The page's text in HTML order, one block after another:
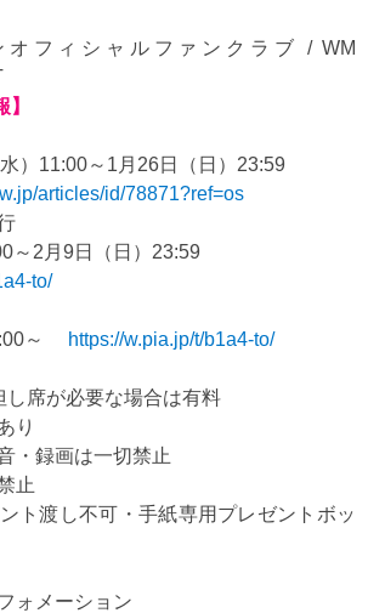
フィシャルファンクラブ / WM
）11:00～1月26日（日）23:59
articles/id/78871?ref=os
～2月9日（日）23:59
to/
～
https://w.pia.jp/t/b1a4-to/
席が必要な場合は有料
り
・録画は一切禁止
止
ト渡し不可・手紙専用プレゼントボッ
ォメーション